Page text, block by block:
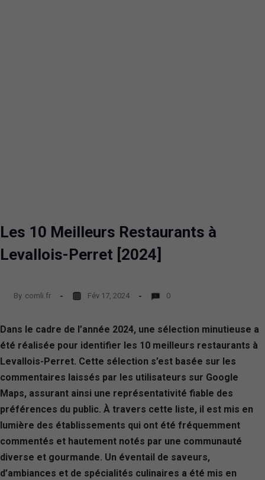
Les 10 Meilleurs Restaurants à
Levallois-Perret [2024]
By comli.fr Fév 17, 2024 0
Dans le cadre de l’année 2024, une sélection minutieuse a
été réalisée pour identifier les 10 meilleurs restaurants à
Levallois-Perret. Cette sélection s’est basée sur les
commentaires laissés par les utilisateurs sur Google
Maps, assurant ainsi une représentativité fiable des
préférences du public. À travers cette liste, il est mis en
lumière des établissements qui ont été fréquemment
commentés et hautement notés par une communauté
diverse et gourmande. Un éventail de saveurs,
d’ambiances et de spécialités culinaires a été mis en